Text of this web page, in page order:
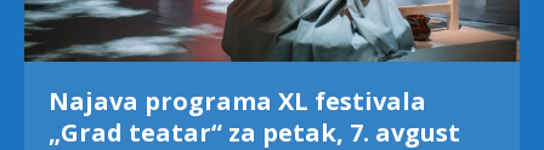
Najava programa XL festivala
„Grad teatar“ za petak, 7. avgust